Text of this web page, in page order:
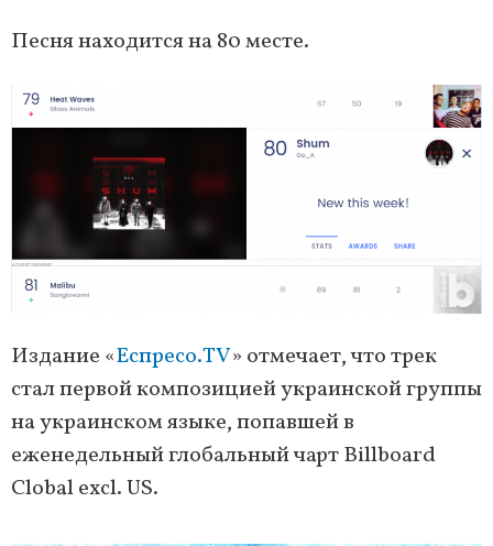
Песня находится на 80 месте.
Издание «Еспресо.TV» отмечает, что трек
стал первой композицией украинской группы
на украинском языке, попавшей в
еженедельный глобальный чарт Billboard
Clobal excl. US.